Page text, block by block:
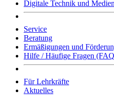
Digitale Technik und Medien
Service
Beratung
Ermäßigungen und
Hilfe / Häufige Fragen
Für Lehrkräfte
Aktuelles